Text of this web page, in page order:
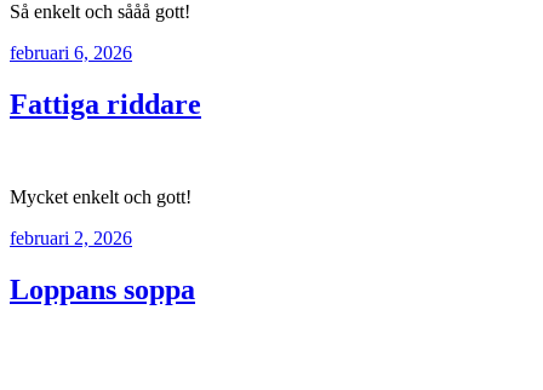
Så enkelt och sååå gott!
februari 6, 2026
Fattiga riddare
Mycket enkelt och gott!
februari 2, 2026
Loppans soppa